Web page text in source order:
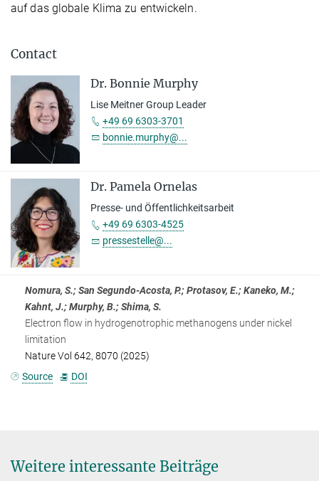
auf das globale Klima zu entwickeln.
Contact
Dr. Bonnie Murphy
Lise Meitner Group Leader
+49 69 6303-3701
bonnie.murphy@...
Dr. Pamela Ornelas
Presse- und Öffentlichkeitsarbeit
+49 69 6303-4525
pressestelle@...
Nomura, S.; San Segundo-Acosta, P.; Protasov, E.; Kaneko, M.;
Kahnt, J.; Murphy, B.; Shima, S.
Electron flow in hydrogenotrophic methanogens under nickel
limitation
Nature Vol 642, 8070 (2025)
Source
DOI
Weitere interessante Beiträge